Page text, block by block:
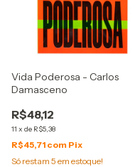
Vida Poderosa - Carlos
Damasceno
R$48,12
11 x de R$5,38
R$45,71 com Pix
Só restam 5 em estoque!